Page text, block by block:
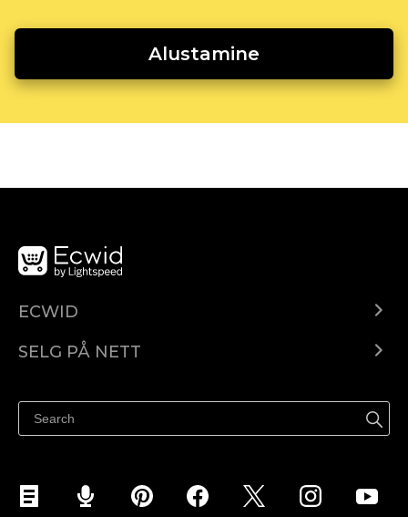
Alustamine
ECWID
Pris
SELG PÅ NETT
Selg på Facebook
Selg på Instagram